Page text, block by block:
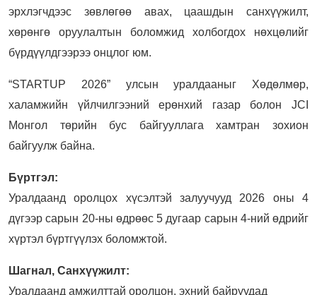
эрхлэгчдээс зөвлөгөө авах, цаашдын санхүүжилт,
хөрөнгө оруулалтын боломжид холбогдох нөхцөлийг
бүрдүүлдгээрээ онцлог юм.
“STARTUP 2026” улсын уралдааныг Хөдөлмөр,
халамжийн үйлчилгээний ерөнхий газар болон JCI
Монгол төрийн бус байгууллага хамтран зохион
байгуулж байна.
Бүртгэл:
Уралдаанд оролцох хүсэлтэй залуучууд 2026 оны 4
дүгээр сарын 20-ны өдрөөс 5 дугаар сарын 4-ний өдрийг
хүртэл бүртгүүлэх боломжтой.
Шагнал, Санхүүжилт:
Уралдаанд амжилттай оролцон, эхний байруудад